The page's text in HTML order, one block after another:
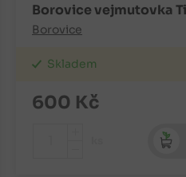
Borovice vejmutovka
Borovice
Skladem
600 Kč